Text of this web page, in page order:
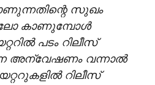
സുഖം
കാണുമ്പോൾ
പടം റിലീസ്
അന്വേഷണം വന്നാൽ
റിലീസ്